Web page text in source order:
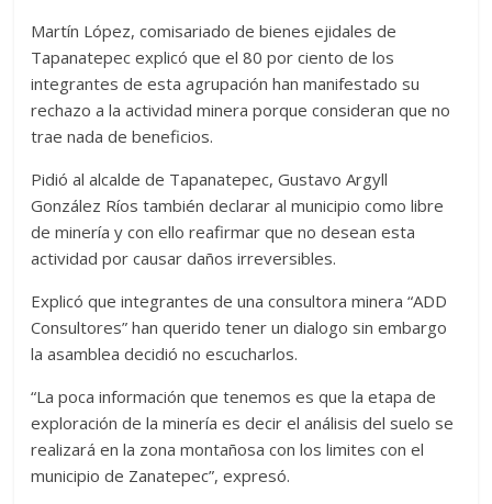
Martín López, comisariado de bienes ejidales de
Tapanatepec explicó que el 80 por ciento de los
integrantes de esta agrupación han manifestado su
rechazo a la actividad minera porque consideran que no
trae nada de beneficios.
Pidió al alcalde de Tapanatepec, Gustavo Argyll
González Ríos también declarar al municipio como libre
de minería y con ello reafirmar que no desean esta
actividad por causar daños irreversibles.
Explicó que integrantes de una consultora minera “ADD
Consultores” han querido tener un dialogo sin embargo
la asamblea decidió no escucharlos.
“La poca información que tenemos es que la etapa de
exploración de la minería es decir el análisis del suelo se
realizará en la zona montañosa con los limites con el
municipio de Zanatepec”, expresó.